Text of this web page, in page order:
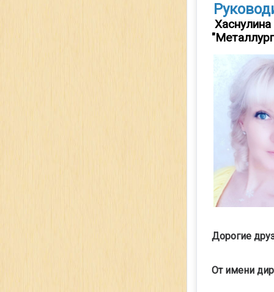
Дорогие
От имени